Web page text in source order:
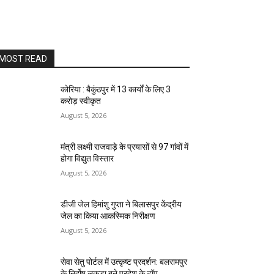
READ
कोरिया : बैकुंठपुर में 13 कार्यों के लिए 3
करोड़ स्वीकृत
August 5, 2026
मंत्री लक्ष्मी राजवाड़े के प्रयासों से 97 गांवों में
होगा विद्युत विस्तार
August 5, 2026
डीजी जेल हिमांशु गुप्ता ने बिलासपुर केंद्रीय
जेल का किया आकस्मिक निरीक्षण
August 5, 2026
सेवा सेतु पोर्टल में उत्कृष्ट प्रदर्शन: बलरामपुर